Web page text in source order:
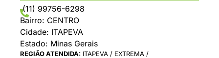
(11) 99756-6298
Bairro: CENTRO
Cidade: ITAPEVA
Estado: Minas Gerais
REGIÃO ATENDIDA: ITAPEVA / EXTREMA /